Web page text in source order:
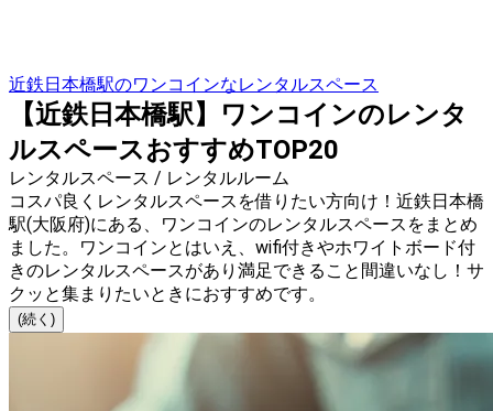
近鉄日本橋駅のワンコインなレンタルスペース
【近鉄日本橋駅】ワンコインのレンタ
ルスペースおすすめTOP20
レンタルスペース / レンタルルーム
コスパ良くレンタルスペースを借りたい方向け！近鉄日本橋
駅(大阪府)にある、ワンコインのレンタルスペースをまとめ
ました。ワンコインとはいえ、wifi付きやホワイトボード付
きのレンタルスペースがあり満足できること間違いなし！サ
クッと集まりたいときにおすすめです。
(続く)